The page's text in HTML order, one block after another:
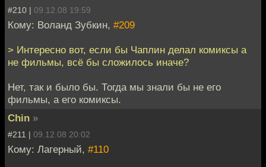
#210 | 09.12.08 19:59
Кому: Воланд Зубкин, #209
> Интересно вот, если бы Чаплин делал комиксы а
не фильмы, всё бы сложилось иначе?
Нет, так и было бы. Тогда мы знали бы не его
фильмы, а его комиксы.
Chin »
#211 | 09.12.08 20:02
Кому: Лагерный, #110